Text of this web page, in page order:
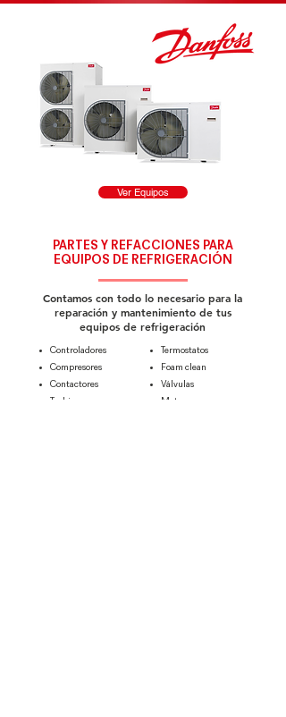
Ver Equipos
PARTES Y REFACCIONES PARA
EQUIPOS DE REFRIGERACIÓN
Contamos con todo lo necesario para la
reparación y mantenimiento de tus
equipos de refrigeración
Controladores
Compresores
Contactores
Turbinas
​Termostatos
Foam clean
Válvulas
Motores